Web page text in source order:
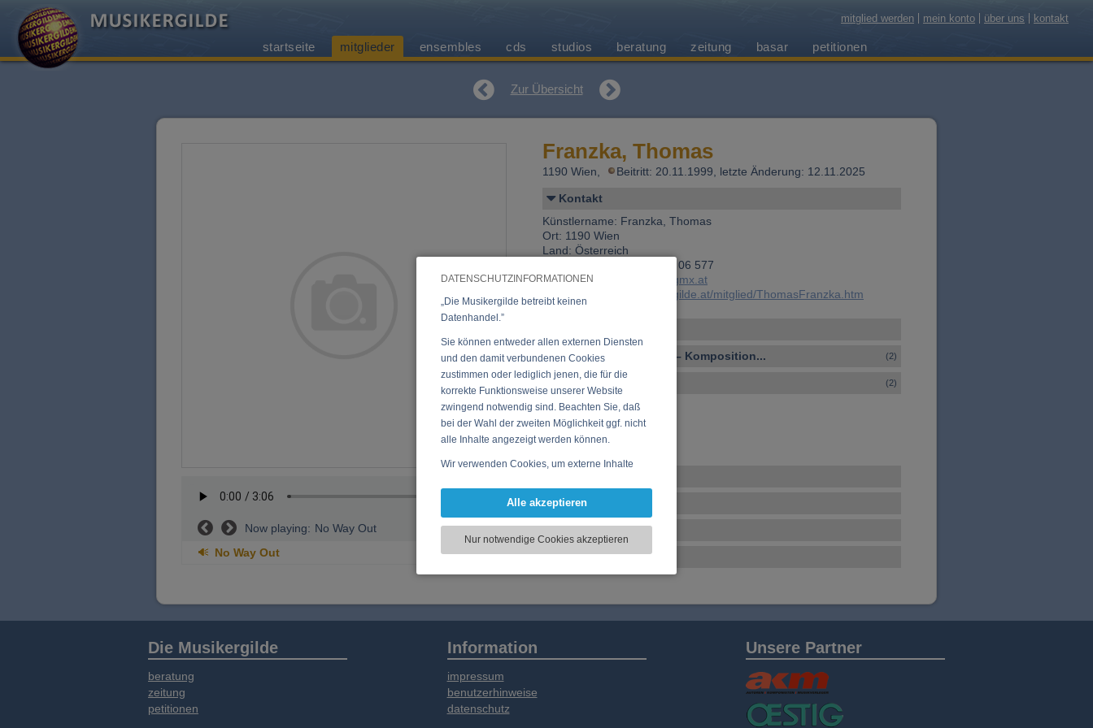
DATENSCHUTZINFORMATIONEN
„Die Musikergilde betreibt keinen
Datenhandel.”
Sie können entweder allen externen Diensten
und den damit verbundenen Cookies
zustimmen oder lediglich jenen, die für die
korrekte Funktionsweise unserer Website
zwingend notwendig sind. Beachten Sie, daß
bei der Wahl der zweiten Möglichkeit ggf. nicht
alle Inhalte angezeigt werden können.
Wir verwenden Cookies, um externe Inhalte
Funktionen für soziale Medien anbieten zu
zu analysieren. Dabei werden ggf.
Informationen zu Ihrer Verwendung unserer
soziale Medien, Werbung und Analysen
oder die sie im Rahmen Ihrer Nutzung der
Dienste gesammelt haben.
Alle akzeptieren
Nur notwendige Cookies akzeptieren
mitglied werden mein konto über uns kontakt
startseite mitglieder ensembles cds studios beratung zeitung basar petitionen
Zur Übersicht
Now playing: No Way Out
No Way Out
Franzka, Thomas
1190 Wien, Beitritt: 20.11.1999, letzte Änderung: 12.11.2025
Kontakt
Künstlername: Franzka, Thomas
Ort: 1190 Wien
Land: Österreich
Telefon 1: +43 (0)699 117 06 577
E-Mail:thomas.franzka@gmx.at
https://www.musikergilde.at/mitglied/ThomasFranzka.htm
Vocal – Instrumental – Komposition... (2)
Ensembles (2)
Franzka
Greens & Blues
CD, DVD, Vinyl
Tonstudio
Basar
Die Musikergilde
beratung
zeitung
petitionen
Information
impressum
benutzerhinweise
datenschutz
Unsere Partner